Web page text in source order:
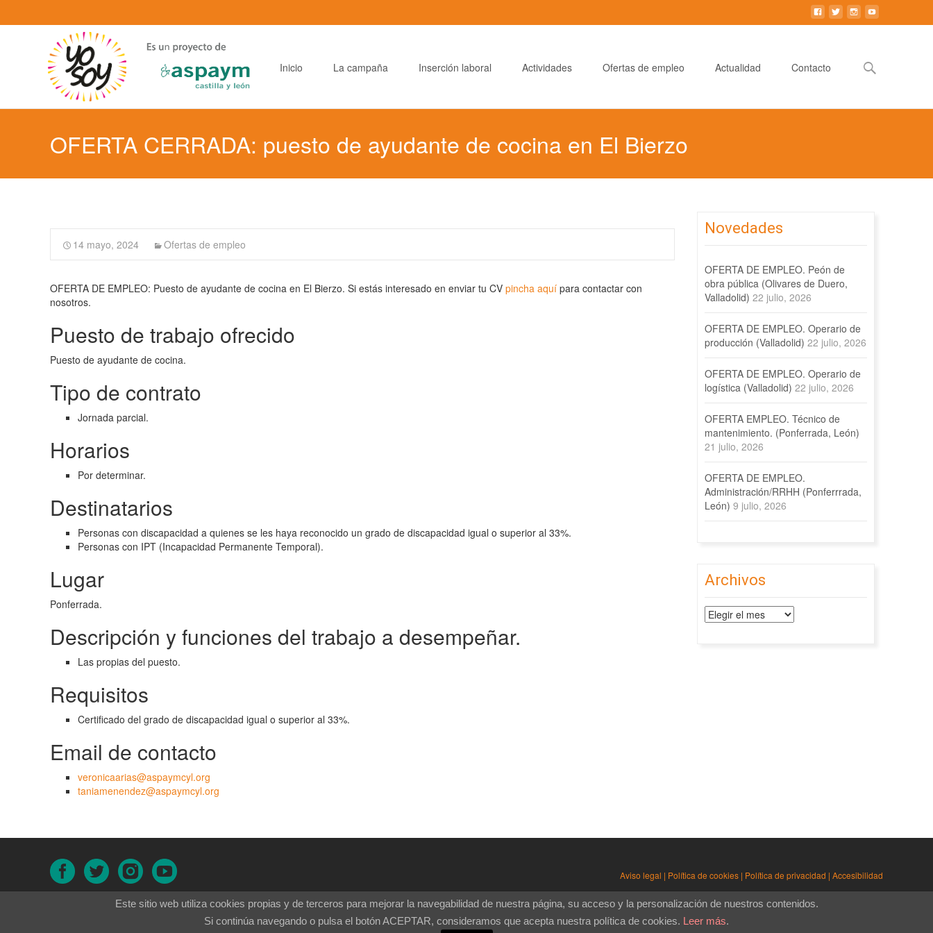
Inicio
La campaña Inserción laboral Actividades Ofertas de empleo Actualidad Contacto
Buscar:
OFERTA CERRADA: puesto de ayudante de cocina en El Bierzo
14 mayo, 2024 Ofertas de empleo
OFERTA DE EMPLEO: Puesto de ayudante de cocina en El Bierzo. Si estás interesado en enviar tu CV pincha aquí para contactar con
nosotros.
Puesto de trabajo ofrecido
Puesto de ayudante de cocina.
Tipo de contrato
Jornada parcial.
Horarios
Por determinar.
Destinatarios
Personas con discapacidad a quienes se les haya reconocido un grado de discapacidad igual o superior al 33%.
Personas con IPT (Incapacidad Permanente Temporal).
Lugar
Ponferrada.
Descripción y funciones del trabajo a desempeñar.
Las propias del puesto.
Requisitos
Certificado del grado de discapacidad igual o superior al 33%.
Email de contacto
veronicaarias@aspaymcyl.org
taniamenendez@aspaymcyl.org
Novedades
OFERTA DE EMPLEO. Peón de
obra pública (Olivares de Duero,
Valladolid) 22 julio, 2026
OFERTA DE EMPLEO. Operario de
producción (Valladolid) 22 julio, 2026
OFERTA DE EMPLEO. Operario de
logística (Valladolid) 22 julio, 2026
OFERTA EMPLEO. Técnico de
mantenimiento. (Ponferrada, León)
21 julio, 2026
OFERTA DE EMPLEO.
Administración/RRHH (Ponferrrada,
León) 9 julio, 2026
Archivos
Archivos
Aviso legal | Política de cookies | Política de privacidad | Accesibilidad
Diseñado por un proyecto de
Este sitio web utiliza cookies propias y de terceros para mejorar la navegabilidad de nuestra página, su acceso y la personalización de nuestros contenidos.
Si continúa navegando o pulsa el botón ACEPTAR, consideramos que acepta nuestra política de cookies. Leer más.